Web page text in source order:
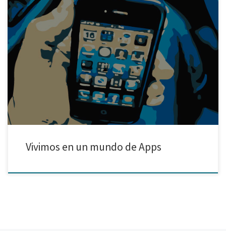
Jorge Luis Azaldegui Zelaya Profesor del Taller Marketing Digital Te
propongo que previo a leer este artículo te tomes 10 segundos para pensar
en alguna actividad cotidiana que realices. ¿Listo?, te aseguro que en la
mayoría de los casos, esa actividad la desarrollas con el uso de una
Vivimos en un mundo de Apps